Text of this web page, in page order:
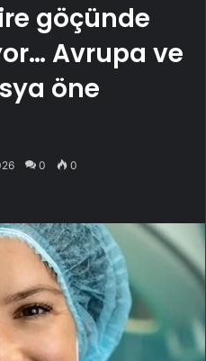
göçünde
Avrupa ve
öne
0 0